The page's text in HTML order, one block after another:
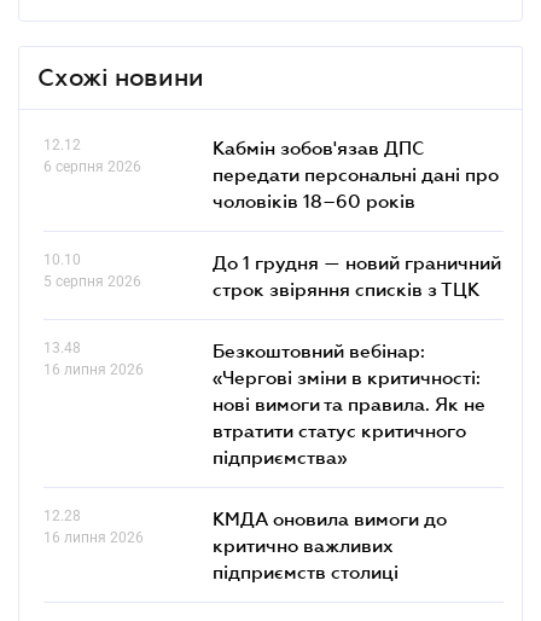
Схожі новини
12.12
6 серпня 2026
Кабмін зобов'язав ДПС
передати персональні дані про
чоловіків 18–60 років
10.10
5 серпня 2026
До 1 грудня — новий граничний
строк звіряння списків з ТЦК
13.48
16 липня 2026
Безкоштовний вебінар:
«Чергові зміни в критичності:
нові вимоги та правила. Як не
втратити статус критичного
підприємства»
12.28
16 липня 2026
КМДА оновила вимоги до
критично важливих
підприємств столиці